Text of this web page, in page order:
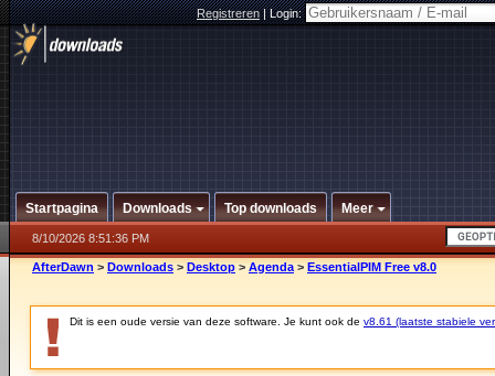
Registreren|Login:
Startpagina Downloads Top downloads Meer
8/10/2026 8:51:36 PM
AfterDawn > Downloads > Desktop > Agenda > EssentialPIM Free v8.0
Dit is een oude versie van deze software. Je kunt ook de v8.61 (laatste stabiele